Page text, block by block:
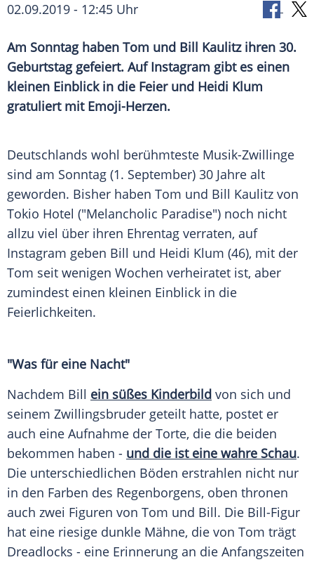
02.09.2019 - 12:45 Uhr
Am Sonntag haben Tom und Bill Kaulitzihren 30.
Geburtstag gefeiert. AufInstagram gibt es einen
kleinen Einblick in die Feier und Heidi Klum
gratuliert mit Emoji-Herzen.
Deutschlands wohl berühmteste Musik-Zwillinge
sind am Sonntag (1. September) 30 Jahre alt
geworden. Bisher haben Tom und Bill Kaulitz von
Tokio Hotel ("Melancholic Paradise") noch nicht
allzu viel über ihren Ehrentag verraten, auf
Instagram geben Bill und Heidi Klum (46), mit der
Tom seit wenigen Wochen verheiratet ist, aber
zumindest einen kleinen Einblick in die
Feierlichkeiten.
"Was für eine Nacht"
Nachdem Bill ein süßes Kinderbild von sich und
seinem Zwillingsbruder geteilt hatte, postet er
auch eine Aufnahme der Torte, die die beiden
bekommen haben - und die ist eine wahre Schau.
Die unterschiedlichen Böden erstrahlen nicht nur
in den Farben des Regenborgens, oben thronen
auch zwei Figuren von Tom und Bill. Die Bill-Figur
hat eine riesige dunkle Mähne, die von Tom trägt
Dreadlocks - eine Erinnerung an die Anfangszeiten